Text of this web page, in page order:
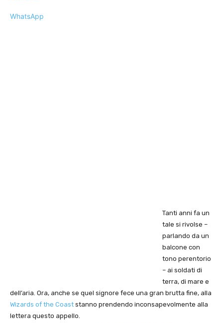
WhatsApp
Tanti anni fa un
tale si rivolse –
parlando da un
balcone con
tono perentorio
– ai soldati di
terra, di mare e
dell’aria. Ora, anche se quel signore fece una gran brutta fine, alla
Wizards of the Coast stanno prendendo inconsapevolmente alla
lettera questo appello.